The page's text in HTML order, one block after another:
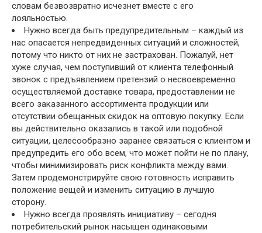
словам безвозвратно исчезнет вместе с его
лояльностью.
Нужно всегда быть предупредительным – каждый из
нас опасается непредвиденных ситуаций и сложностей,
потому что никто от них не застрахован. Пожалуй, нет
хуже случая, чем поступивший от клиента телефонный
звонок с предъявлением претензий о несвоевременно
осуществляемой доставке товара, предоставлении не
всего заказанного ассортимента продукции или
отсутствии обещанных скидок на оптовую покупку. Если
вы действительно оказались в такой или подобной
ситуации, целесообразно заранее связаться с клиентом и
предупредить его обо всем, что может пойти не по плану,
чтобы минимизировать риск конфликта между вами.
Затем продемонстрируйте свою готовность исправить
положение вещей и изменить ситуацию в лучшую
сторону.
Нужно всегда проявлять инициативу – сегодня
потребительский рынок насыщен одинаковыми